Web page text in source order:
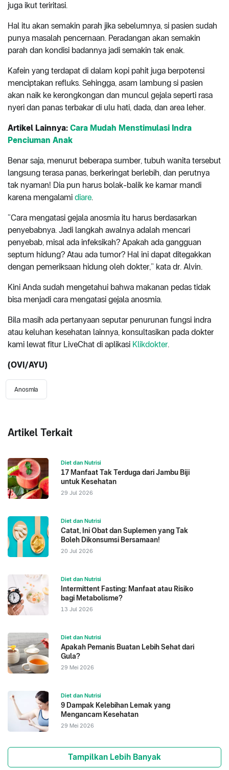
juga ikut teriritasi.
Hal itu akan semakin parah jika sebelumnya, si pasien sudah
punya masalah pencernaan. Peradangan akan semakin
parah dan kondisi badannya jadi semakin tak enak.
Kafein yang terdapat di dalam kopi pahit juga berpotensi
menciptakan refluks. Sehingga, asam lambung si pasien
akan naik ke kerongkongan dan muncul gejala seperti rasa
nyeri dan panas terbakar di ulu hati, dada, dan area leher.
Artikel Lainnya: Cara Mudah Menstimulasi Indra
Penciuman Anak
Benar saja, menurut beberapa sumber, tubuh wanita tersebut
langsung terasa panas, berkeringat berlebih, dan perutnya
tak nyaman! Dia pun harus bolak-balik ke kamar mandi
karena mengalami diare.
“Cara mengatasi gejala anosmia itu harus berdasarkan
penyebabnya. Jadi langkah awalnya adalah mencari
penyebab, misal ada infeksikah? Apakah ada gangguan
septum hidung? Atau ada tumor? Hal ini dapat ditegakkan
dengan pemeriksaan hidung oleh dokter,” kata dr. Alvin.
Kini Anda sudah mengetahui bahwa makanan pedas tidak
bisa menjadi cara mengatasi gejala anosmia.
Bila masih ada pertanyaan seputar penurunan fungsi indra
atau keluhan kesehatan lainnya, konsultasikan pada dokter
kami lewat fitur LiveChat di aplikasi Klikdokter.
(OVI/AYU)
Anosmia
Artikel Terkait
Diet dan Nutrisi
17 Manfaat Tak Terduga dari Jambu Biji
untuk Kesehatan
29 Jul 2026
Diet dan Nutrisi
Catat, Ini Obat dan Suplemen yang Tak
Boleh Dikonsumsi Bersamaan!
20 Jul 2026
Diet dan Nutrisi
Intermittent Fasting: Manfaat atau Risiko
bagi Metabolisme?
13 Jul 2026
Diet dan Nutrisi
Apakah Pemanis Buatan Lebih Sehat dari
Gula?
29 Mei 2026
Diet dan Nutrisi
9 Dampak Kelebihan Lemak yang
Mengancam Kesehatan
29 Mei 2026
Tampilkan Lebih Banyak